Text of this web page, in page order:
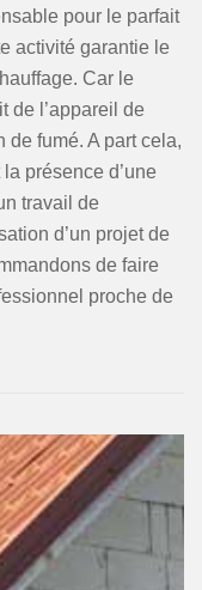
pour le parfait
activité garantie le
Car le
de l’appareil de
de fumé. A part cela,
présence d’une
travail de
d’un projet de
de faire
proche de